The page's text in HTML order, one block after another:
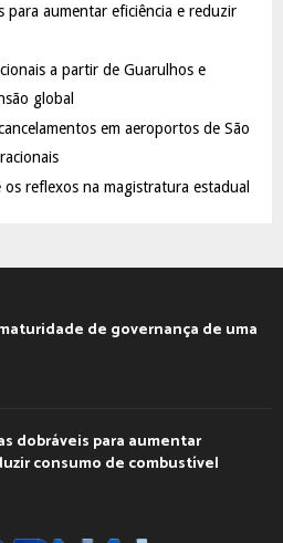
R
para aumentar eficiência e reduzir
a partir de Guarulhos e
global
em aeroportos de São
reflexos na magistratura estadual
de governança de uma
dobráveis para aumentar
consumo de combustível